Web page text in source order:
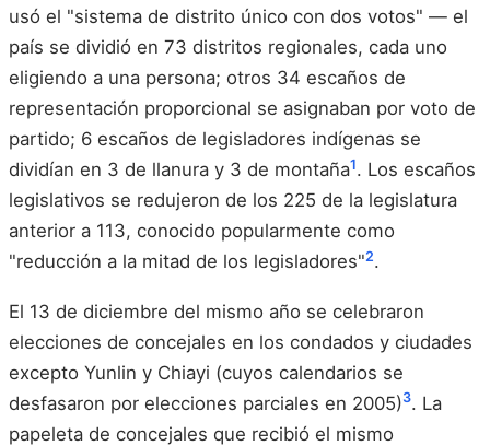
usó el "sistema de distrito único con dos votos" — el
país se dividió en 73 distritos regionales, cada uno
eligiendo a una persona; otros 34 escaños de
representación proporcional se asignaban por voto de
partido; 6 escaños de legisladores indígenas se
dividían en 3 de llanura y 3 de montaña1. Los escaños
legislativos se redujeron de los 225 de la legislatura
anterior a 113, conocido popularmente como
"reducción a la mitad de los legisladores"2.
El 13 de diciembre del mismo año se celebraron
elecciones de concejales en los condados y ciudades
excepto Yunlin y Chiayi (cuyos calendarios se
desfasaron por elecciones parciales en 2005)3. La
papeleta de concejales que recibió el mismo